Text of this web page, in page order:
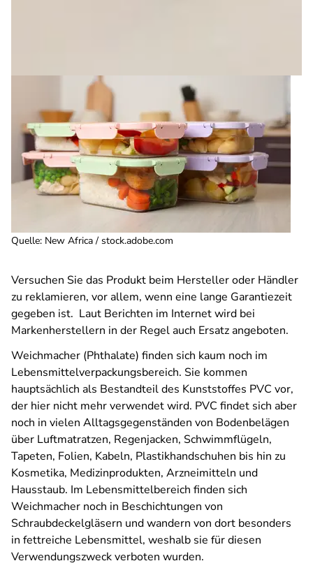
Quelle: New Africa / stock.adobe.com
Versuchen Sie das Produkt beim Hersteller oder Händler
zu reklamieren, vor allem, wenn eine lange Garantiezeit
gegeben ist. Laut Berichten im Internet wird bei
Markenherstellern in der Regel auch Ersatz angeboten.
Weichmacher (Phthalate) finden sich kaum noch im
Lebensmittelverpackungsbereich. Sie kommen
hauptsächlich als Bestandteil des Kunststoffes PVC vor,
der hier nicht mehr verwendet wird. PVC findet sich aber
noch in vielen Alltagsgegenständen von Bodenbelägen
über Luftmatratzen, Regenjacken, Schwimmflügeln,
Tapeten, Folien, Kabeln, Plastikhandschuhen bis hin zu
Kosmetika, Medizinprodukten, Arzneimitteln und
Hausstaub. Im Lebensmittelbereich finden sich
Weichmacher noch in Beschichtungen von
Schraubdeckelgläsern und wandern von dort besonders
in fettreiche Lebensmittel, weshalb sie für diesen
Verwendungszweck verboten wurden.